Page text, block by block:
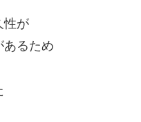
性が
あるため